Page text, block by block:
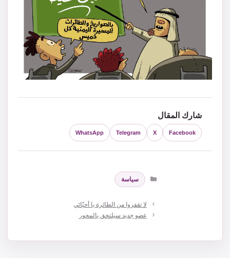
شارك المقال
Facebook
X
Telegram
WhatsApp
التصنيفات
سياسة
لا تقفزوا من الطائرة يا أحبّائي
عضو جديد سيلتحق بالمحور